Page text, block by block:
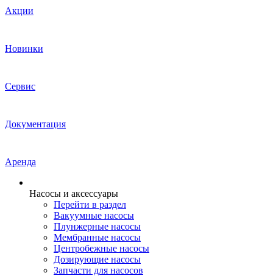
Акции
Новинки
Сервис
Документация
Аренда
Насосы и аксессуары
Перейти в раздел
Вакуумные насосы
Плунжерные насосы
Мембранные насосы
Центробежные насосы
Дозирующие насосы
Запчасти для насосов